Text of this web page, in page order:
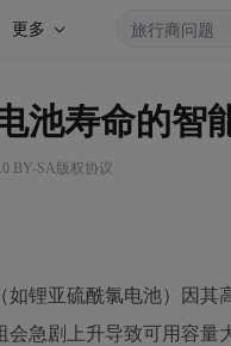
更多
池寿命的智
BY-SA版权协议
锂亚硫酰氯电池）因
急剧上升导致可用容